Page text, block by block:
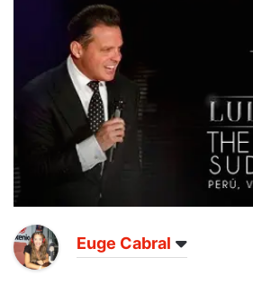
Euge Cabral